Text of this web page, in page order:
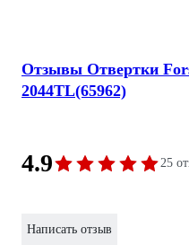
Отзывы Отвертки
2044TL(65962)
4.9 25
Написать отзыв